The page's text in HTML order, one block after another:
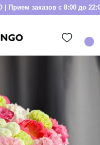
заказов с 8:00 до 22:00